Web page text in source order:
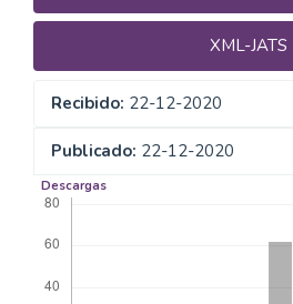
XML-JATS
Recibido: 22-12-2020
Publicado: 22-12-2020
Descargas